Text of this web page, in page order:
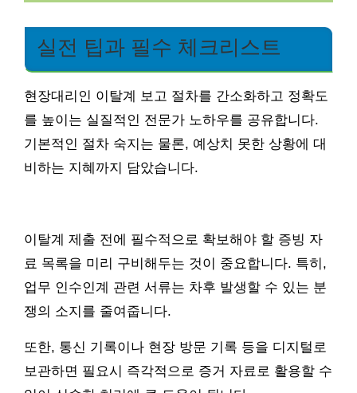
실전 팁과 필수 체크리스트
현장대리인 이탈계 보고 절차를 간소화하고 정확도
를 높이는 실질적인 전문가 노하우를 공유합니다.
기본적인 절차 숙지는 물론, 예상치 못한 상황에 대
비하는 지혜까지 담았습니다.
이탈계 제출 전에 필수적으로 확보해야 할 증빙 자
료 목록을 미리 구비해두는 것이 중요합니다. 특히,
업무 인수인계 관련 서류는 차후 발생할 수 있는 분
쟁의 소지를 줄여줍니다.
또한, 통신 기록이나 현장 방문 기록 등을 디지털로
보관하면 필요시 즉각적으로 증거 자료로 활용할 수